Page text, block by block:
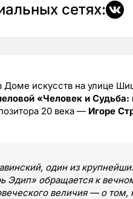
сетях:
Доме искусств на улице
«Человек и Судьба:
20 века — Игоре
один из
Эдип» обращается к
величия — о том,